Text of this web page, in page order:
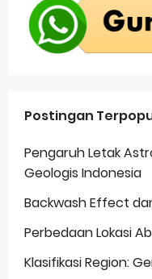
Postingan
Pengaruh Letak
Geologis Indonesia
Backwash Effect
Perbedaan Lokasi
Klasifikasi Region: